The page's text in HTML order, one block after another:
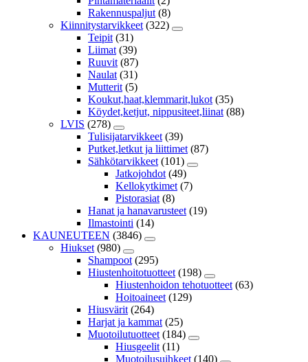
Rakennuspaljut (8)
Kiinnitystarvikkeet (322)
Teipit (31)
Liimat (39)
Ruuvit (87)
Naulat (31)
Mutterit (5)
Koukut,haat,klemmarit,lukot (35)
Köydet,ketjut, nippusiteet,liinat (88)
LVIS (278)
Tulisijatarvikkeet (39)
Putket,letkut ja liittimet (87)
Sähkötarvikkeet (101)
Jatkojohdot (49)
Kellokytkimet (7)
Pistorasiat (8)
Hanat ja hanavarusteet (19)
Ilmastointi (14)
KAUNEUTEEN (3846)
Hiukset (980)
Shampoot (295)
Hiustenhoitotuotteet (198)
Hiustenhoidon tehotuotteet (63)
Hoitoaineet (129)
Hiusvärit (264)
Harjat ja kammat (25)
Muotoilutuotteet (184)
Hiusgeelit (11)
Muotoilusuihkeet (140)